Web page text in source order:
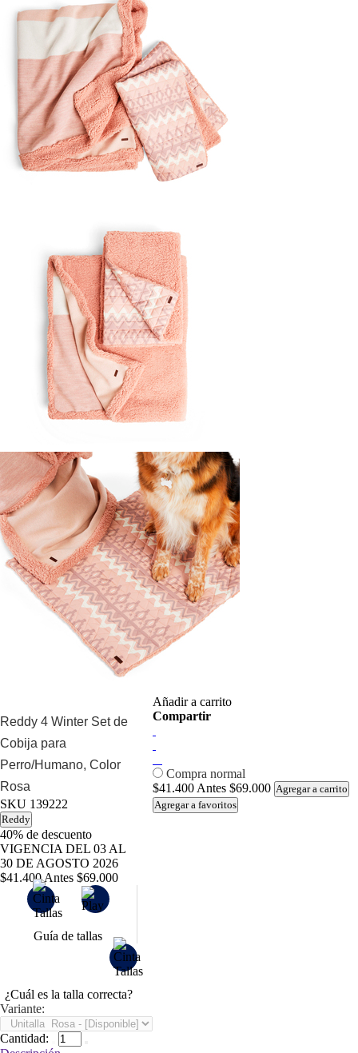
Reddy 4 Winter Set de
Cobija para
Perro/Humano, Color
Rosa
SKU 139222
Reddy
40% de descuento
VIGENCIA DEL 03 AL
30 DE AGOSTO 2026
$41.400 Antes $69.000
Guía de tallas
¿Cuál es la talla correcta?
Variante:
Cantidad:
Añadir a carrito
Compartir
Compra normal
$41.400 Antes $69.000 Agregar a carrito
Agregar a favoritos